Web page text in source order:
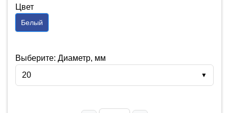
Цвет
Белый
Выберите: Диаметр, мм
20
▼